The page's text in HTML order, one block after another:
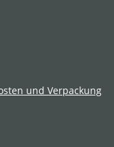
und Verpackung